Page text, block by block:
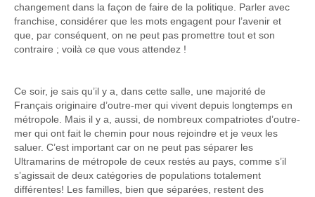
changement dans la façon de faire de la politique. Parler avec
franchise, considérer que les mots engagent pour l’avenir et
que, par conséquent, on ne peut pas promettre tout et son
contraire ; voilà ce que vous attendez !
Ce soir, je sais qu’il y a, dans cette salle, une majorité de
Français originaire d’outre-mer qui vivent depuis longtemps en
métropole. Mais il y a, aussi, de nombreux compatriotes d’outre-
mer qui ont fait le chemin pour nous rejoindre et je veux les
saluer. C’est important car on ne peut pas séparer les
Ultramarins de métropole de ceux restés au pays, comme s’il
s’agissait de deux catégories de populations totalement
différentes! Les familles, bien que séparées, restent des